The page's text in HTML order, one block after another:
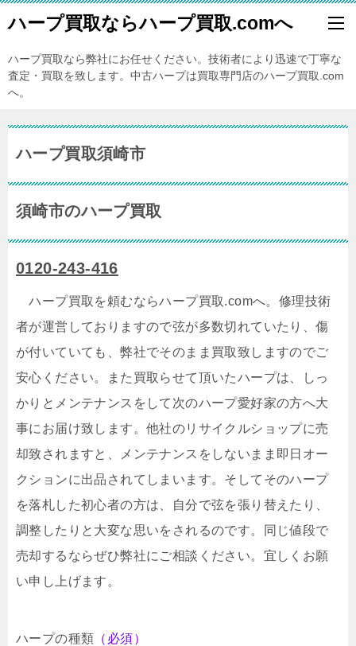
ハープ買取ならハープ買取.comへ
ハープ買取なら弊社にお任せください。技術者により迅速で丁寧な
査定・買取を致します。中古ハープは買取専門店のハープ買取.com
へ。
ハープ買取須崎市
須崎市のハープ買取
0120-243-416
ハープ買取を頼むならハープ買取.comへ。修理技術
者が運営しておりますので弦が多数切れていたり、傷
が付いていても、弊社でそのまま買取致しますのでご
安心ください。また買取らせて頂いたハープは、しっ
かりとメンテナンスをして次のハープ愛好家の方へ大
事にお届け致します。他社のリサイクルショップに売
却致されますと、メンテナンスをしないまま即日オー
クションに出品されてしまいます。そしてそのハープ
を落札した初心者の方は、自分で弦を張り替えたり、
調整したりと大変な思いをされるのです。同じ値段で
売却するならぜひ弊社にご相談ください。宜しくお願
い申し上げます。
ハープの種類 （必須）